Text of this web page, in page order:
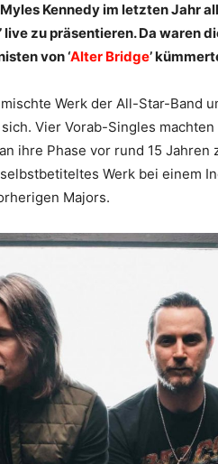
Kennedy im letzten Jahr
zu präsentieren. Da waren
von ‘Alter Bridge’
Werk der All-Star-Band
Vier Vorab-Singles
ihre Phase vor rund 15
selbstbetiteltes Werk bei einem
Majors.